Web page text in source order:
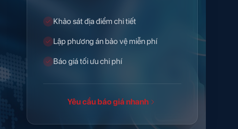
Khảo sát địa điểm chi tiết
Lập phương án bảo vệ miễn phí
Báo giá tối ưu chi phí
Yêu cầu báo giá nhanh